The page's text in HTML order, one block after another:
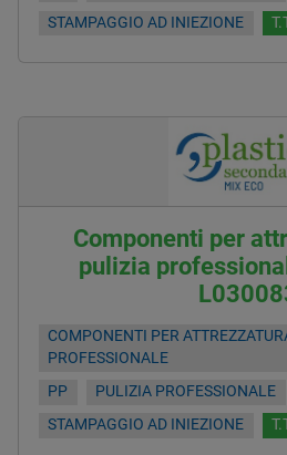
STAMPAGGIO AD INIEZIONE
Componenti per
pulizia
COMPONENTI PER
PROFESSIONALE
PP
PULIZIA PROFESSIONALE
STAMPAGGIO AD INIEZIONE